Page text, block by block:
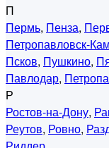
П
Пермь, Пенза,
Петропавловск-
Псков, Пушкино,
Павлодар,
Р
Ростов-на-Дону,
Реутов, Ровно,